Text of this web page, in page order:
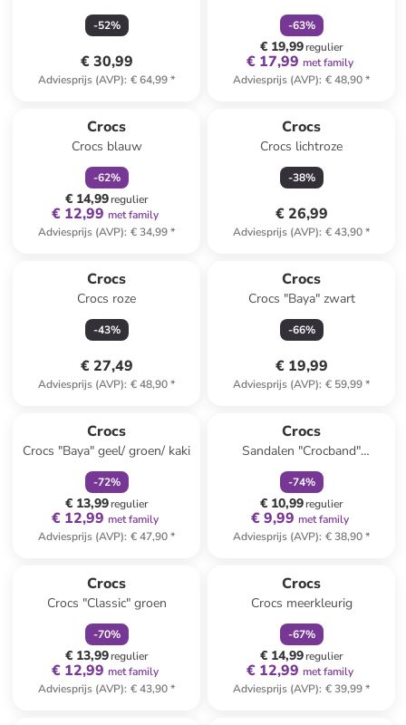
-52%
€ 30,99
Adviesprijs (AVP): € 64,99*
wit/groen
-63%
€ 19,99regulier
€ 17,99 met family
Adviesprijs (AVP): € 48,90*
Crocs
Crocs blauw
-62%
€ 14,99regulier
€ 12,99 met family
Adviesprijs (AVP): € 34,99*
Crocs
Crocs lichtroze
-38%
€ 26,99
Adviesprijs (AVP): € 43,90*
Crocs
Crocs roze
-43%
€ 27,49
Adviesprijs (AVP): € 48,90*
Crocs
Crocs "Baya" zwart
-66%
€ 19,99
Adviesprijs (AVP): € 59,99*
Crocs
Crocs "Baya" geel/ groen/ kaki
-72%
€ 13,99regulier
€ 12,99 met family
Adviesprijs (AVP): € 47,90*
Crocs
Sandalen "Crocband"
oranje/paars
-74%
€ 10,99regulier
€ 9,99 met family
Adviesprijs (AVP): € 38,90*
Crocs
Crocs "Classic" groen
-70%
€ 13,99regulier
€ 12,99 met family
Adviesprijs (AVP): € 43,90*
Crocs
Crocs meerkleurig
-67%
€ 14,99regulier
€ 12,99 met family
Adviesprijs (AVP): € 39,99*